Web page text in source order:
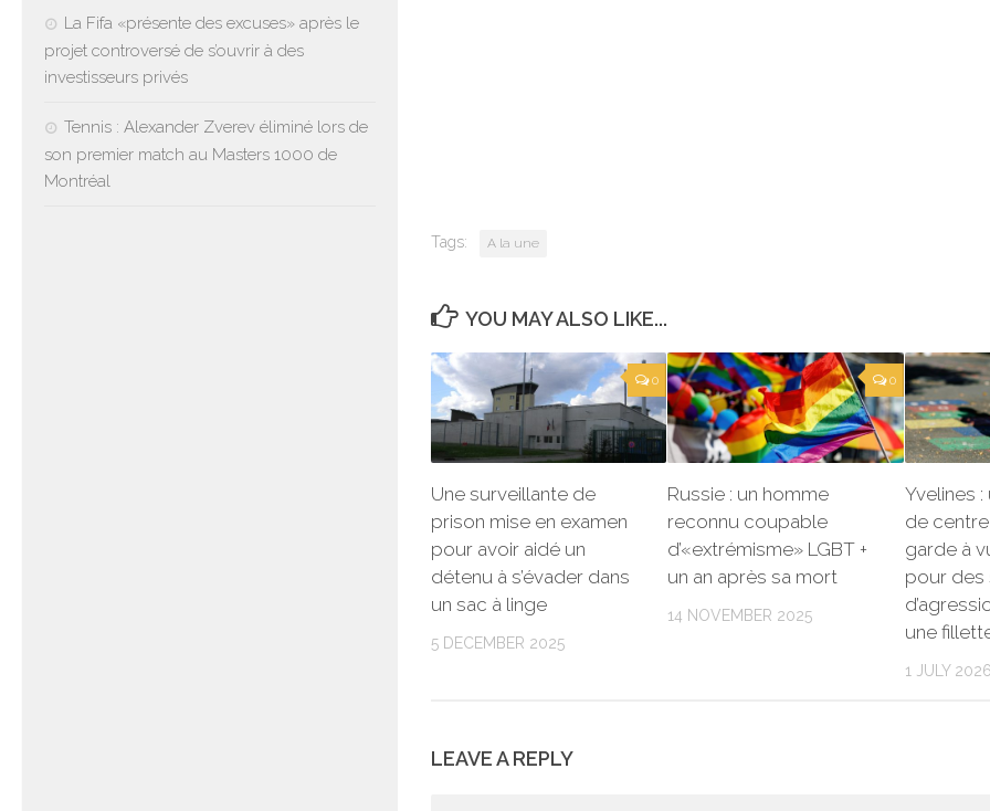
Tags: A la une
YOU MAY ALSO LIKE...
0
Une surveillante de
prison mise en examen
pour avoir aidé un
détenu à s’évader dans
un sac à linge
5 DECEMBER 2025
0
Russie : un homme
reconnu coupable
d’«extrémisme» LGBT +
un an après sa mort
14 NOVEMBER 2025
Yvelines
de
garde à
pour des
une
1 JULY 2026
LEAVE A REPLY
La Fifa «présente des excuses» après le
projet controversé de s’ouvrir à des
investisseurs privés
Tennis : Alexander Zverev éliminé lors de
son premier match au Masters 1000 de
Montréal